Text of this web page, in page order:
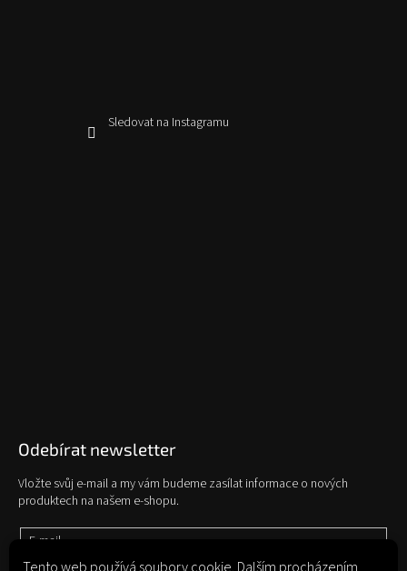
Sledovat na Instagramu
Odebírat newsletter
Vložte svůj e-mail a my vám budeme zasílat informace o nových
produktech na našem e-shopu.
E-mail